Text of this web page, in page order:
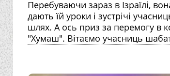
Перебуваючи зараз в Ізраїлі,
дають їй уроки і зустрічі
шлях. А ось приз за перемогу в
"Хумаш". Вітаємо учасниць